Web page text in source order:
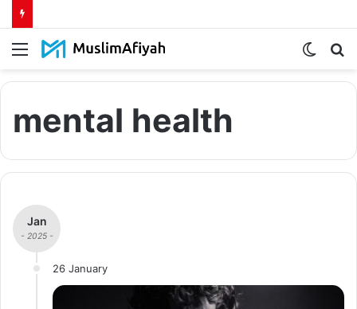
Menu
Switch
mental health
Jan
- 2025 -
26 January